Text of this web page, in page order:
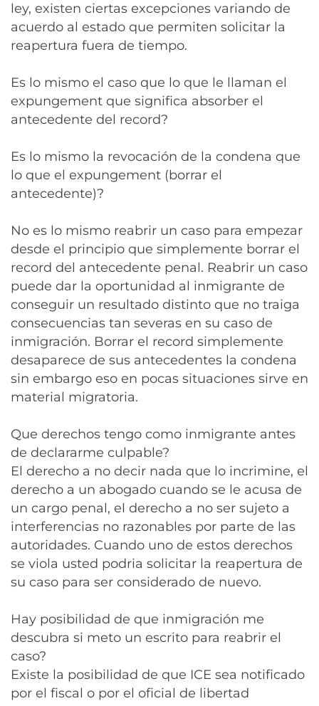
ley, existen ciertas excepciones variando de
acuerdo al estado que permiten solicitar la
reapertura fuera de tiempo.
Es lo mismo el caso que lo que le llaman el
expungement que significa absorber el
antecedente del record?
Es lo mismo la revocación de la condena que
lo que el expungement (borrar el
antecedente)?
No es lo mismo reabrir un caso para empezar
desde el principio que simplemente borrar el
record del antecedente penal. Reabrir un caso
puede dar la oportunidad al inmigrante de
conseguir un resultado distinto que no traiga
consecuencias tan severas en su caso de
inmigración. Borrar el record simplemente
desaparece de sus antecedentes la condena
sin embargo eso en pocas situaciones sirve en
material migratoria.
Que derechos tengo como inmigrante antes
de declararme culpable?
El derecho a no decir nada que lo incrimine, el
derecho a un abogado cuando se le acusa de
un cargo penal, el derecho a no ser sujeto a
interferencias no razonables por parte de las
autoridades. Cuando uno de estos derechos
se viola usted podria solicitar la reapertura de
su caso para ser considerado de nuevo.
Hay posibilidad de que inmigración me
descubra si meto un escrito para reabrir el
caso?
Existe la posibilidad de que ICE sea notificado
por el fiscal o por el oficial de libertad